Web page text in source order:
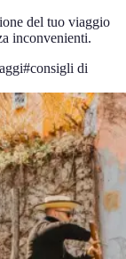
del tuo viaggio
inconvenienti.
#consigli di